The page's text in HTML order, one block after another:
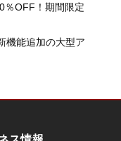
％OFF！期間限定
機能追加の大型ア